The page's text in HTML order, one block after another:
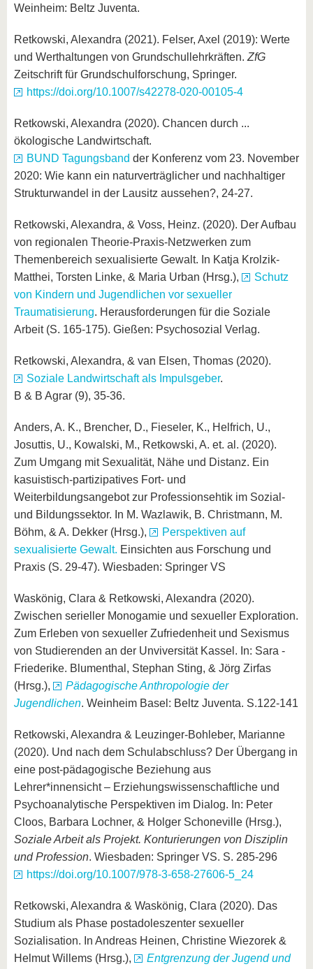
Weinheim: Beltz Juventa.
Retkowski, Alexandra (2021). Felser, Axel (2019): Werte
und Werthaltungen von Grundschullehrkräften. ZfG
Zeitschrift für Grundschulforschung, Springer.
https://doi.org/10.1007/s42278-020-00105-4
Retkowski, Alexandra (2020). Chancen durch ...
ökologische Landwirtschaft.
BUND Tagungsband der Konferenz vom 23. November
2020: Wie kann ein naturverträglicher und nachhaltiger
Strukturwandel in der Lausitz aussehen?, 24-27.
Retkowski, Alexandra, & Voss, Heinz. (2020). Der Aufbau
von regionalen Theorie-Praxis-Netzwerken zum
Themenbereich sexualisierte Gewalt. In Katja Krolzik-
Matthei, Torsten Linke, & Maria Urban (Hrsg.),
Schutz
von Kindern und Jugendlichen vor sexueller
Traumatisierung. Herausforderungen für die Soziale
Arbeit (S. 165-175). Gießen: Psychosozial Verlag.
Retkowski, Alexandra, & van Elsen, Thomas (2020).
Soziale Landwirtschaft als Impulsgeber.
B & B Agrar (9), 35-36.
Anders, A. K., Brencher, D., Fieseler, K., Helfrich, U.,
Josuttis, U., Kowalski, M., Retkowski, A. et. al. (2020).
Zum Umgang mit Sexualität, Nähe und Distanz. Ein
kasuistisch-partizipatives Fort- und
Weiterbildungsangebot zur Professionsehtik im Sozial-
und Bildungssektor. In M. Wazlawik, B. Christmann, M.
Böhm, & A. Dekker (Hrsg.),
Perspektiven auf
sexualisierte Gewalt. Einsichten aus Forschung und
Praxis (S. 29-47). Wiesbaden: Springer VS
Waskönig, Clara & Retkowski, Alexandra (2020).
Zwischen serieller Monogamie und sexueller Exploration.
Zum Erleben von sexueller Zufriedenheit und Sexismus
von Studierenden an der Unviversität Kassel. In: Sara -
Friederike. Blumenthal, Stephan Sting, & Jörg Zirfas
(Hrsg.),
Pädagogische Anthropologie der
Jugendlichen. Weinheim Basel: Beltz Juventa. S.122-141
Retkowski, Alexandra & Leuzinger-Bohleber, Marianne
(2020). Und nach dem Schulabschluss? Der Übergang in
eine post-pädagogische Beziehung aus
Lehrer*innensicht – Erziehungswissenschaftliche und
Psychoanalytische Perspektiven im Dialog. In: Peter
Cloos, Barbara Lochner, & Holger Schoneville (Hrsg.),
Soziale Arbeit als Projekt. Konturierungen von Disziplin
und Profession. Wiesbaden: Springer VS. S. 285-296
https://doi.org/10.1007/978-3-658-27606-5_24
Retkowski, Alexandra & Waskönig, Clara (2020). Das
Studium als Phase postadoleszenter sexueller
Sozialisation. In Andreas Heinen, Christine Wiezorek &
Helmut Willems (Hrsg.),
Entgrenzung der Jugend und